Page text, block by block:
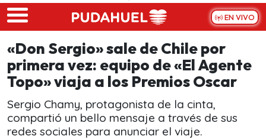
Skip to main content
EN VIVO
«Don Sergio» sale de Chile por
primera vez: equipo de «El Agente
Topo» viaja a los Premios Oscar
Sergio Chamy, protagonista de la cinta,
compartió un bello mensaje a través de sus
redes sociales para anunciar el viaje.